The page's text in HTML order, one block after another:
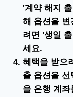
'계약 해지
해 옵션을
려면 '생일
세요.
혜택을 받으
출 옵션을
을 은행 계